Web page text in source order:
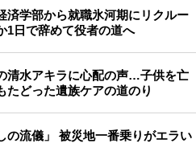
済学部から就職氷河期にリクルー
1日で辞めて役者の道へ
清水アキラに心配の声…子供を亡
たどった遺族ケアの道のり
の流儀」 被災地一番乗りがエラい